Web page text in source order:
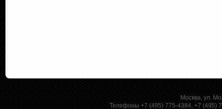
Москва, ул.
Телефоны +7 (495) 775-4384, +7 (495)